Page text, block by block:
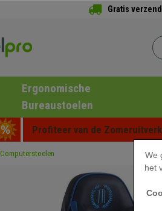
Gratis
Ergonomische
Bureaustoelen
Profiteer van de
Computerstoelen
We
het